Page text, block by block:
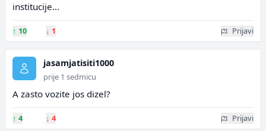
institucije...
↑ 10 ↓ 1 Prijavi
jasamjatisiti1000
prije 1 sedmicu
A zasto vozite jos dizel?
↑ 4 ↓ 4 Prijavi